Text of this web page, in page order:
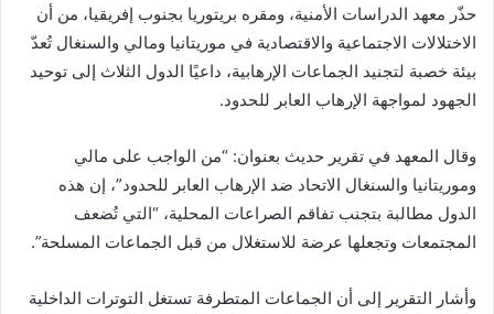
حذّر معهد الدراسات الأمنية، ومقره بريتوريا بجنوب إفريقيا، من أن
الاختلالات الاجتماعية والاقتصادية في موريتانيا ومالي والسنغال تُعدّ
بيئة خصبة لتجنيد الجماعات الإرهابية، داعيًا الدول الثلاث إلى توحيد
الجهود لمواجهة الإرهاب العابر للحدود.
وقال المعهد في تقرير حديث بعنوان: “من الواجب على مالي
وموريتانيا والسنغال الاتحاد ضد الإرهاب العابر للحدود”، إن هذه
الدول مطالبة بتجنب تفاقم الصراعات المحلية، “التي تُضعف
المجتمعات وتجعلها عرضة للاستغلال من قبل الجماعات المسلحة”.
وأشار التقرير إلى أن الجماعات المتطرفة تستغل التوترات الداخلية